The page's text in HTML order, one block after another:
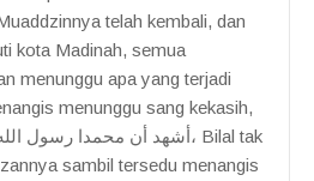
telah kembali, dan
kota Madinah, semua
menunggu apa yang terjadi
menunggu sang kekasih,
sambil tersedu menangis